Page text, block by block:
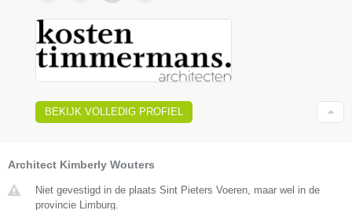
BEKIJK VOLLEDIG PROFIEL
Architect Kimberly Wouters
Niet gevestigd in de plaats Sint Pieters Voeren, maar wel in de
provincie Limburg.